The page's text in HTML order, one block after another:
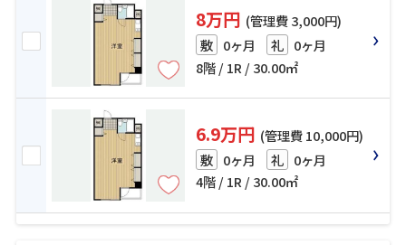
8万円 (管理費 3,000円)
敷 0ヶ月 礼 0ヶ月
8階 / 1R / 30.00㎡
6.9万円 (管理費 10,000円)
敷 0ヶ月 礼 0ヶ月
4階 / 1R / 30.00㎡